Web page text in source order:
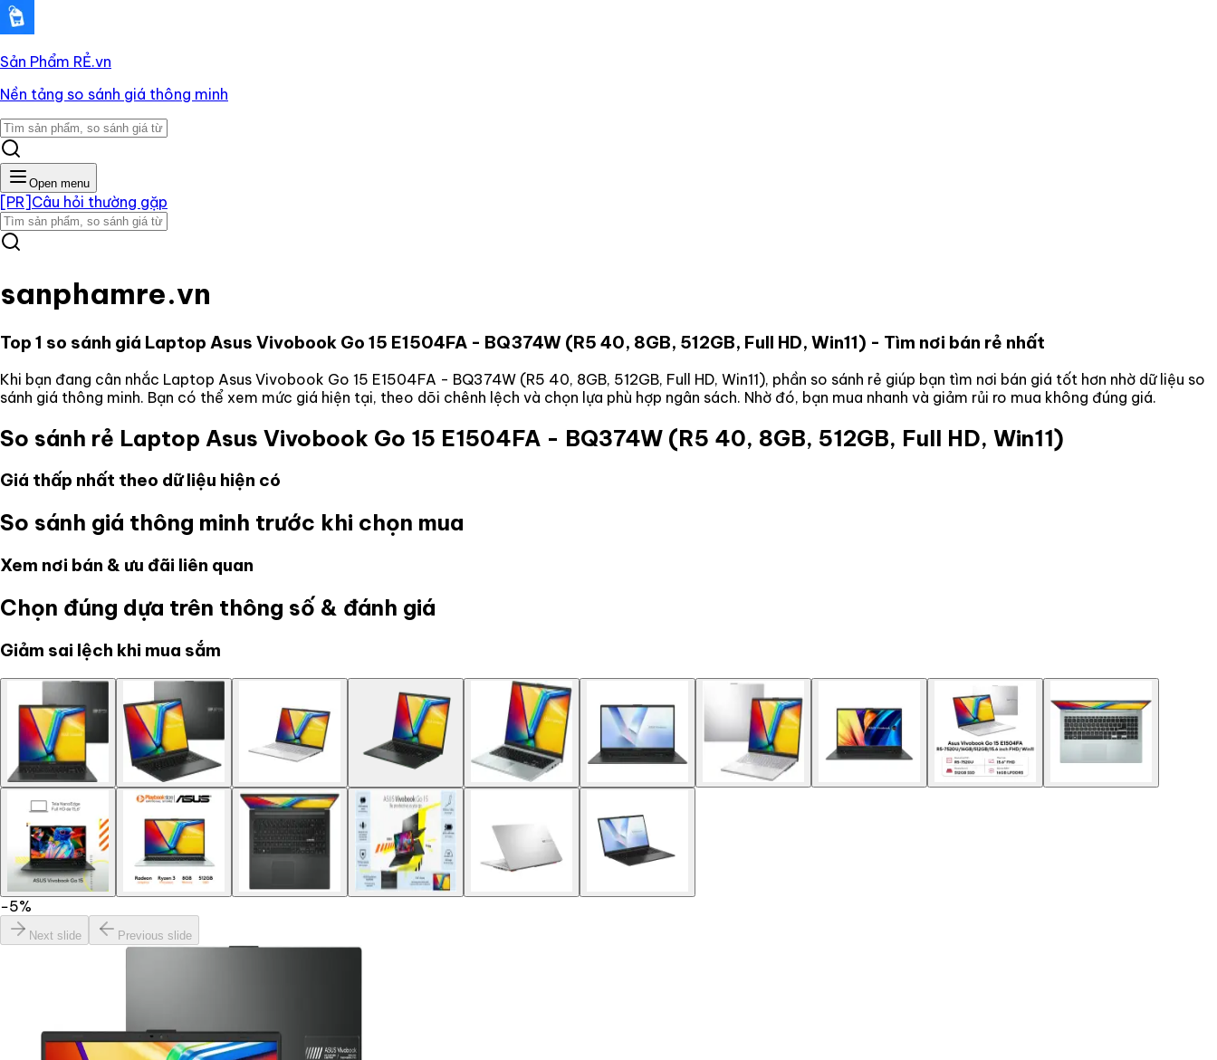
Sản Phẩm RẺ.vn
Nền tảng so sánh giá thông minh
Open menu
[PR] Câu hỏi thường gặp
sanphamre.vn
Top 1 so sánh giá Laptop Asus Vivobook Go 15 E1504FA - BQ374W (R5 40, 8GB, 512GB, Full HD, Win11) - Tìm nơi bán rẻ nhất
Khi bạn đang cân nhắc Laptop Asus Vivobook Go 15 E1504FA - BQ374W (R5 40, 8GB, 512GB, Full HD, Win11), phần so sánh rẻ giúp bạn tìm nơi bán giá tốt hơn nhờ dữ liệu so
sánh giá thông minh. Bạn có thể xem mức giá hiện tại, theo dõi chênh lệch và chọn lựa phù hợp ngân sách. Nhờ đó, bạn mua nhanh và giảm rủi ro mua không đúng giá.
So sánh rẻ Laptop Asus Vivobook Go 15 E1504FA - BQ374W (R5 40, 8GB, 512GB, Full HD, Win11)
Giá thấp nhất theo dữ liệu hiện có
So sánh giá thông minh trước khi chọn mua
Xem nơi bán & ưu đãi liên quan
Chọn đúng dựa trên thông số & đánh giá
Giảm sai lệch khi mua sắm
−5%
Next slide Previous slide